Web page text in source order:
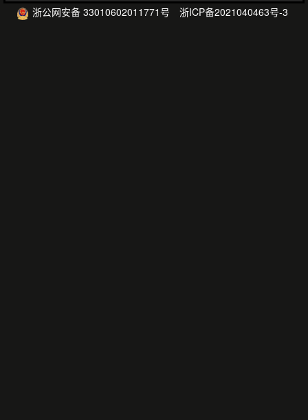
浙公网安备 33010602011771号
浙ICP备2021040463号-3